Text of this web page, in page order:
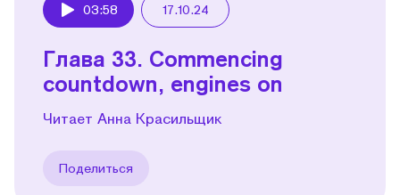
03:58 17.10.24
Глава 33. Commencing
countdown, engines on
Читает Анна Красильщик
Поделиться